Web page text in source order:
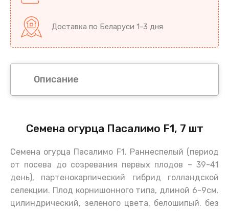
Доставка по Беларуси 1-3 дня
Описание
Семена огурца Пасалимо F1, 7 шт
Семена огурца Пасалимо F1. Раннеспелый (период
от посева до созревания первых плодов – 39-41
день), партенокарпический гибрид голландской
селекции. Плод корнишонного типа, длиной 6-9см.
цилиндрический, зеленого цвета, белошипый. без